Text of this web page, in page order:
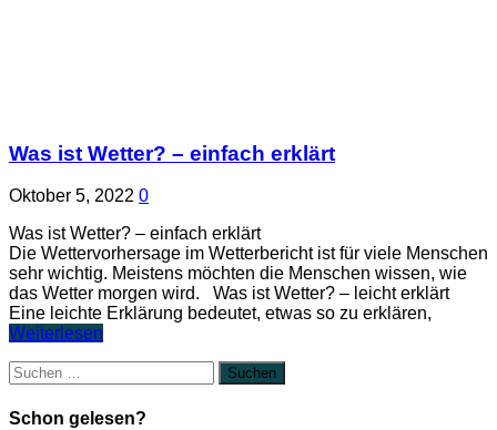
Was ist Wetter? – einfach erklärt
Oktober 5, 2022 0
Was ist Wetter? – einfach erklärt
Die Wettervorhersage im Wetterbericht ist für viele Menschen
sehr wichtig. Meistens möchten die Menschen wissen, wie
das Wetter morgen wird. Was ist Wetter? – leicht erklärt
Eine leichte Erklärung bedeutet, etwas so zu erklären,
Weiterlesen
Suchen
nach:
Schon gelesen?